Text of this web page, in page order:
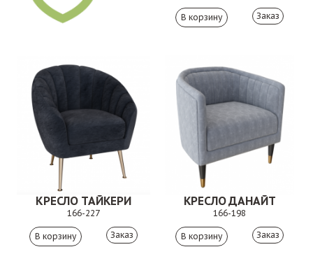
Заказ
КРЕСЛО ТАЙКЕРИ
166-227
Заказ
КРЕСЛО ДАНАЙТ
166-198
Заказ